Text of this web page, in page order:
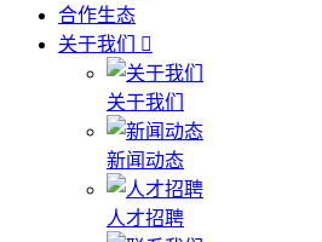
合作生态
关于我们
关于我们
新闻动态
人才招聘